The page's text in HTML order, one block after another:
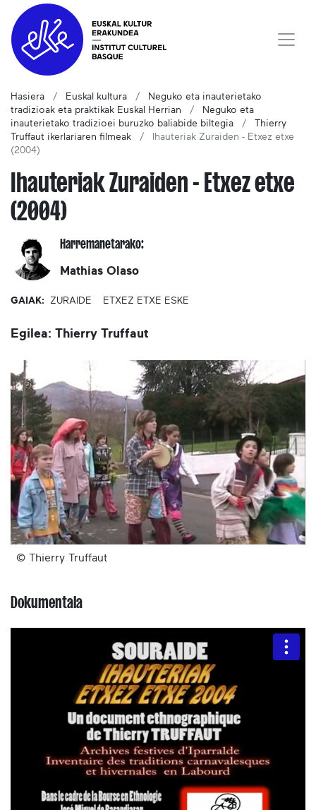
Hasiera Euskal kultura
Neguko eta inauterietako
tradizioak eta praktikak Euskal Herrian
Neguko eta
inauterietako tradizioei buruzko baliabide biltegia
Thierry
Truffaut ikerlariaren filmeak
Ihauteriak Zuraiden - Etxez etxe
(2004)
Ihauteriak Zuraiden - Etxez etxe
(2004)
Harremanetarako:
Mathias Olaso
GAIAK: ZURAIDE ETXEZ ETXE ESKE
Egilea: Thierry Truffaut
© Thierry Truffaut
Dokumentala